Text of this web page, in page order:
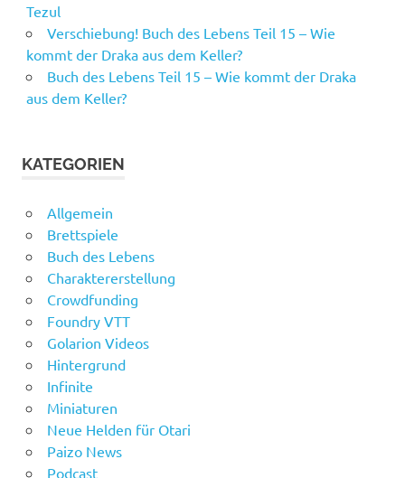
Tezul
Verschiebung! Buch des Lebens Teil 15 – Wie
kommt der Draka aus dem Keller?
Buch des Lebens Teil 15 – Wie kommt der Draka
aus dem Keller?
KATEGORIEN
Allgemein
Brettspiele
Buch des Lebens
Charaktererstellung
Crowdfunding
Foundry VTT
Golarion Videos
Hintergrund
Infinite
Miniaturen
Neue Helden für Otari
Paizo News
Podcast